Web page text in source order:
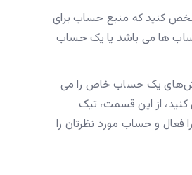
کنید که منبع حساب برای
ها می باشد یا یک حساب
یک حساب خاص را می
از این قسمت، تیک
و حساب مورد نظرتان را